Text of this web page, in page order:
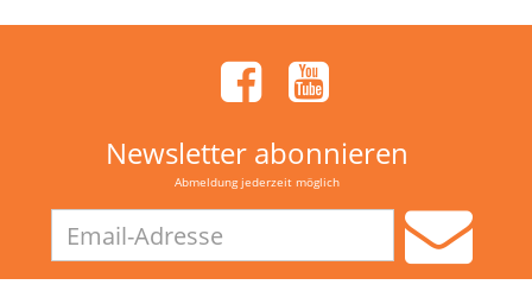
Newsletter abonnieren
Abmeldung jederzeit möglich
Adresse